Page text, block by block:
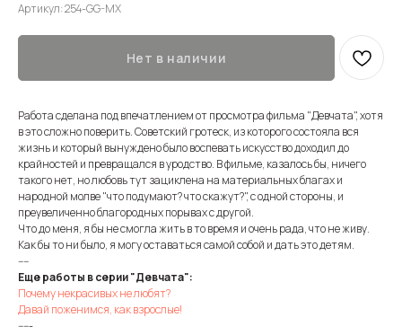
Артикул:254-GG-MX
Нет в наличии
Работа сделана под впечатлением от просмотра фильма "Девчата", хотя
в это сложно поверить. Советский гротеск, из которого состояла вся
жизнь и который вынуждено было воспевать искусство доходил до
крайностей и превращался в уродство. В фильме, казалось бы, ничего
такого нет, но любовь тут зациклена на материальных благах и
народной молве "что подумают? что скажут?", с одной стороны, и
преувеличенно благородных порывах с другой.
Что до меня, я бы не смогла жить в то время и очень рада, что не живу.
Как бы то ни было, я могу оставаться самой собой и дать это детям.
----
Еще работы в серии "Девчата":
Почему некрасивых не любят?
Давай поженимся, как взрослые!
-----